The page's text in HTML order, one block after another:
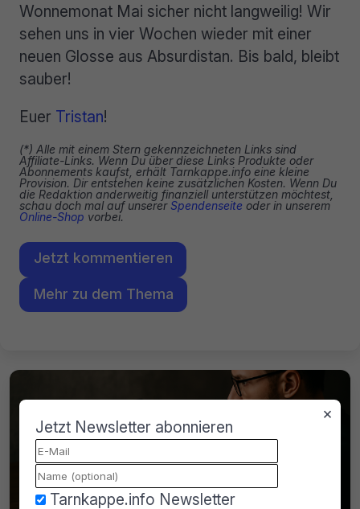
Wonnemonat Mai sicher nicht langweilig! Wir
sehen uns in vier Wochen wieder mit einer
neuen Glosse aus Absurdistan. Bis bald, bleibt
sauber!
Euer Tristan!
(*) Alle mit einem Stern gekennzeichneten Links sind
Affiliate-Links. Wenn Du über diese Links Produkte oder
Abonnements kaufst, erhält Tarnkappe.info eine kleine
Provision. Dir entstehen keine zusätzlichen Kosten. Wenn Du
die Redaktion anderweitig finanziell unterstützen möchtest,
schau doch mal auf unsererSpendenseite oder in unserem
Online-Shop vorbei.
Jetzt kommentieren
Mehr zu dem Thema
×
Jetzt Newsletter abonnieren
Tarnkappe.info Newsletter